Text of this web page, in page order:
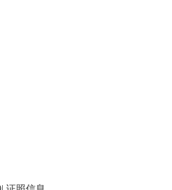
位置，此处选择容易找到的位置即